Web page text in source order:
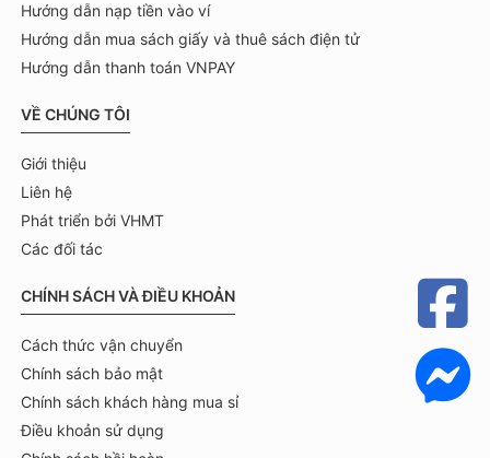
Hướng dẫn nạp tiền vào ví
Hướng dẫn mua sách giấy và thuê sách điện tử
Hướng dẫn thanh toán VNPAY
VỀ CHÚNG TÔI
Giới thiệu
Liên hệ
Phát triển bởi VHMT
Các đối tác
CHÍNH SÁCH VÀ ĐIỀU KHOẢN
Cách thức vận chuyển
Chính sách bảo mật
Chính sách khách hàng mua sỉ
Điều khoản sử dụng